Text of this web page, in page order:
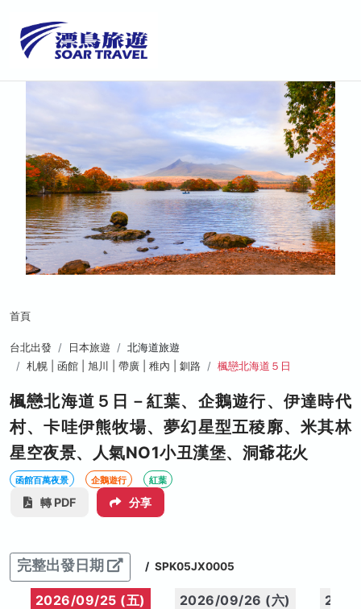
首頁
台北出發 日本旅遊
北海道旅遊
札幌 | 函館 | 旭川 | 帶廣 | 稚內 | 釧路
楓戀北海道５日
楓戀北海道５日－紅葉、企鵝遊行、伊達時代
村、卡哇伊熊牧場、夢幻星型五稜廓、米其林
星空夜景、人氣NO1小丑漢堡、洞爺花火
函館百萬夜景 企鵝遊行 紅葉
轉 PDF 分享
完整出發日期 / SPK05JX0005
2026/09/25 (五) 2026/09/26 (六)